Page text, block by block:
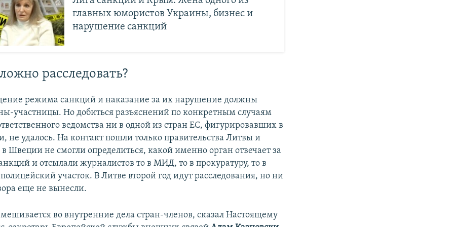
главных юмористов Украины, бизнес и
нарушение санкций
расследовать?
режима санкций и наказание за их нарушение должны
участницы. Но добиться разъяснений по конкретным случаям
ведомства ни в одной из стран ЕС, фигурировавших в
не удалось. На контакт пошли только правительства Литвы и
Швеции не смогли определиться, какой именно орган отвечает за
и отсылали журналистов то в МИД, то в прокуратуру, то в
участок. В Литве второй год идут расследования, но ни
еще не вынесли.
во внутренние дела стран-членов, сказал Настоящему